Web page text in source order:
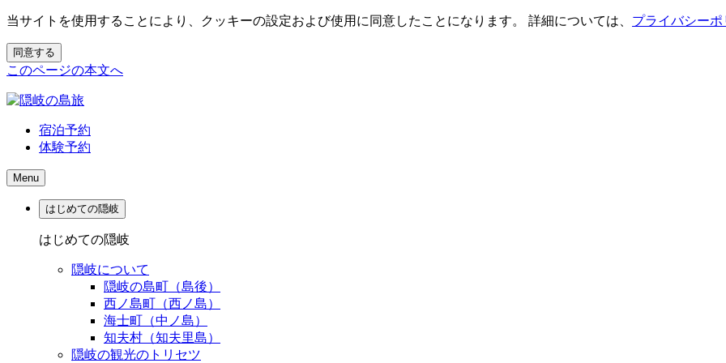
当サイトを使用することにより、クッキーの設定および使用に同意したことになります。 詳細については、 プライバシーポ
同意する
このページの本文へ
宿泊予約
体験予約
Menu
はじめての隠岐
はじめての隠岐
隠岐について
隠岐の島町（島後）
西ノ島町（西ノ島）
海士町（中ノ島）
知夫村（知夫里島）
隠岐の観光のトリセツ